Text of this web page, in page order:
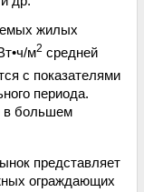
жилых
м2 средней
с показателями
периода.
в большем
представляет
ограждающих